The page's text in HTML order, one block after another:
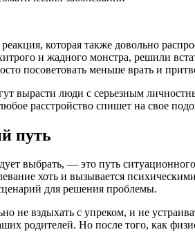
которая также довольно
и жадного монстра, решили
посоветовать меньше врать и
вырасти люди с серьезным
расстройство спишет на свое
путь
выбрать, — это путь
хоть и вызывается
для решения проблемы.
не вздыхать с упреком, и не
родителей. Но после того, как